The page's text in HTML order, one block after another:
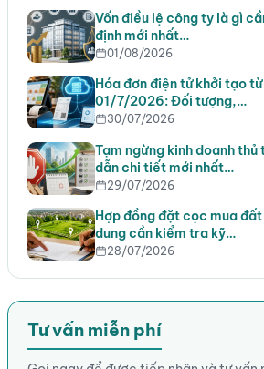
Vốn điều lệ công ty là gì
định mới nhất…
01/08/2026
Hóa đơn điện tử khởi tạo
01/7/2026: Đối tượng,…
30/07/2026
Tạm ngừng kinh doanh thủ
dẫn chi tiết mới nhất…
29/07/2026
Hợp đồng đặt cọc mua
dung cần kiểm tra kỹ…
28/07/2026
Tư vấn miễn phí